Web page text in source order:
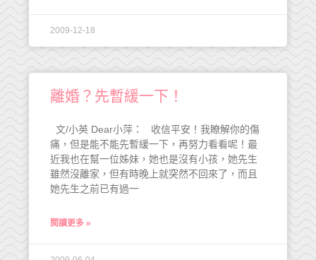
2009-12-18
離婚？先暫緩一下！
文/小英 Dear小萍： 收信平安！我瞭解你的傷
痛，但是能不能先暫緩一下，再努力看看呢！最
近我也在幫一位姊妹，她也是沒有小孩，她先生
雖然沒離家，但有時晚上就突然不回來了，而且
她先生之前已有過一
閱讀更多 »